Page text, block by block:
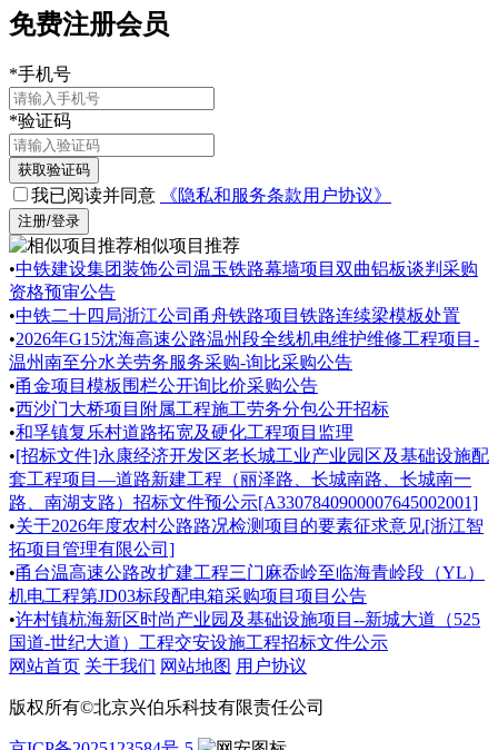
免费注册会员
*手机号
*验证码
获取验证码
我已阅读并同意 《隐私和服务条款用户协议》
注册/登录
相似项目推荐
•中铁建设集团装饰公司温玉铁路幕墙项目双曲铝板谈判采购
资格预审公告
•中铁二十四局浙江公司甬舟铁路项目铁路连续梁模板处置
•2026年G15沈海高速公路温州段全线机电维护维修工程项目-
温州南至分水关劳务服务采购-询比采购公告
•甬金项目模板围栏公开询比价采购公告
•西沙门大桥项目附属工程施工劳务分包公开招标
•和孚镇复乐村道路拓宽及硬化工程项目监理
•[招标文件]永康经济开发区老长城工业产业园区及基础设施配
套工程项目—道路新建工程（丽泽路、长城南路、长城南一
路、南湖支路）招标文件预公示[A3307840900007645002001]
•关于2026年度农村公路路况检测项目的要素征求意见[浙江智
拓项目管理有限公司]
•甬台温高速公路改扩建工程三门麻岙岭至临海青岭段（YL）
机电工程第JD03标段配电箱采购项目项目公告
•许村镇杭海新区时尚产业园及基础设施项目--新城大道（525
国道-世纪大道）工程交安设施工程招标文件公示
网站首页 关于我们 网站地图 用户协议
版权所有©北京兴伯乐科技有限责任公司